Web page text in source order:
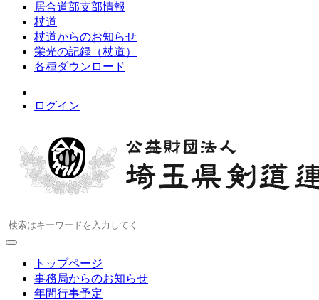
居合道部支部情報
杖道
杖道からのお知らせ
栄光の記録（杖道）
各種ダウンロード
ログイン
トップページ
事務局からのお知らせ
年間行事予定